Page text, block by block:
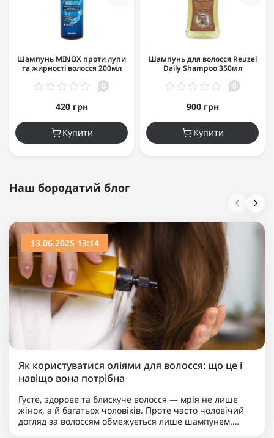
Шампунь MINOX проти лупи
та жирності волосся 200мл
0
420 грн
Купити
Шампунь для волосся Reuzel
Daily Shampoo 350мл
0
900 грн
Купити
Наш бородатий блог
13.06.2025 13:14
Як користуватися оліями для волосся: що це і
навіщо вона потрібна
Густе, здорове та блискуче волосся — мрія не лише
жінок, а й багатьох чоловіків. Проте часто чоловічий
догляд за волоссям обмежується лише шампунем.